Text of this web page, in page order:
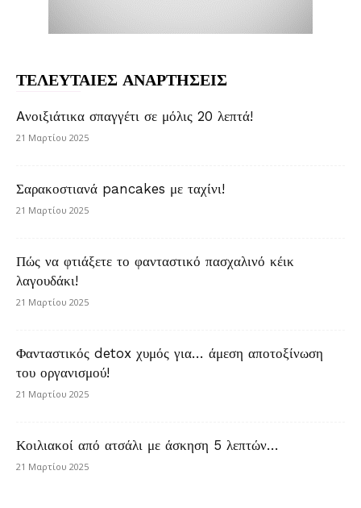
ΤΕΛΕΥΤΑΙΕΣ ΑΝΑΡΤΗΣΕΙΣ
Aνοιξιάτικα σπαγγέτι σε μόλις 20 λεπτά!
21 Μαρτίου 2025
Σαρακοστιανά pancakes με ταχίνι!
21 Μαρτίου 2025
Πώς να φτιάξετε το φανταστικό πασχαλινό κέικ
λαγουδάκι!
21 Μαρτίου 2025
Φανταστικός detox χυμός για… άμεση αποτοξίνωση
του οργανισμού!
21 Μαρτίου 2025
Κοιλιακοί από ατσάλι με άσκηση 5 λεπτών…
21 Μαρτίου 2025